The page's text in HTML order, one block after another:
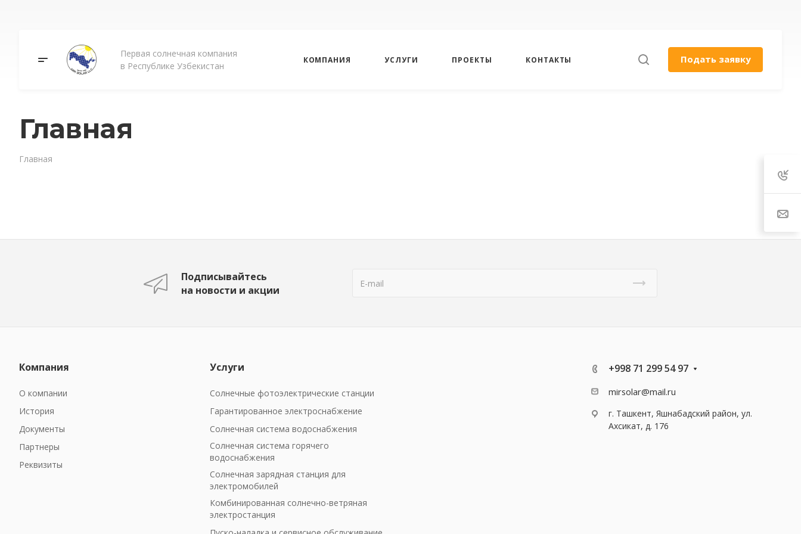
Первая солнечная компания
в Республике Узбекистан
КОМПАНИЯ УСЛУГИ ПРОЕКТЫ КОНТАКТЫ Подать заявку
Главная
Главная
Подписывайтесь
на новости и акции
Компания
О компании
История
Документы
Партнеры
Реквизиты
Услуги
Солнечные фотоэлектрические станции
Гарантированное электроснабжение
Солнечная система водоснабжения
Солнечная система горячего
водоснабжения
Солнечная зарядная станция для
электромобилей
Комбинированная солнечно-ветряная
электростанция
+998 71 299 54 97
mirsolar@mail.ru
г. Ташкент, Яшнабадский район, ул.
Ахсикат, д. 176